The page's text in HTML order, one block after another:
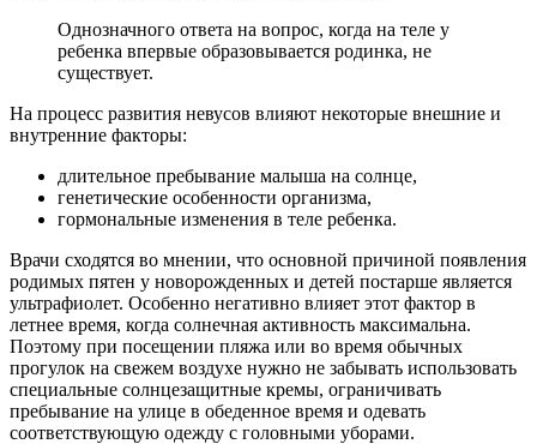
Однозначного ответа на вопрос, когда на теле у
ребенка впервые образовывается родинка, не
существует.
На процесс развития невусов влияют некоторые внешние и
внутренние факторы:
длительное пребывание малыша на солнце,
генетические особенности организма,
гормональные изменения в теле ребенка.
Врачи сходятся во мнении, что основной причиной появления
родимых пятен у новорожденных и детей постарше является
ультрафиолет. Особенно негативно влияет этот фактор в
летнее время, когда солнечная активность максимальна.
Поэтому при посещении пляжа или во время обычных
прогулок на свежем воздухе нужно не забывать использовать
специальные солнцезащитные кремы, ограничивать
пребывание на улице в обеденное время и одевать
соответствующую одежду с головными уборами.